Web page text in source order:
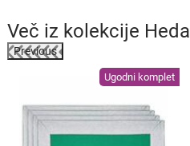
Več iz kolekcije Heda
Previous
Ugodni komplet